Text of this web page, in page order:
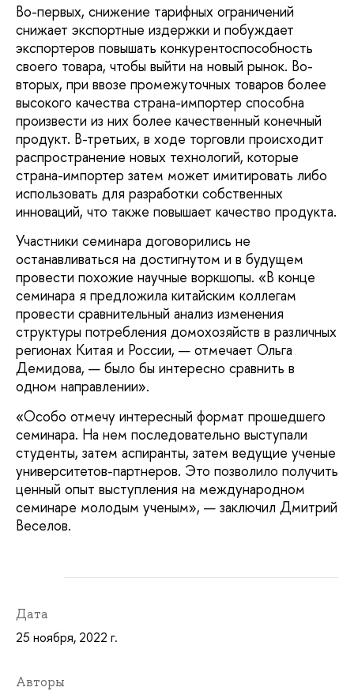
Во-первых, снижение тарифных ограничений
снижает экспортные издержки и побуждает
экспортеров повышать конкурентоспособность
своего товара, чтобы выйти на новый рынок. Во-
вторых, при ввозе промежуточных товаров более
высокого качества страна-импортер способна
произвести из них более качественный конечный
продукт. В-третьих, в ходе торговли происходит
распространение новых технологий, которые
страна-импортер затем может имитировать либо
использовать для разработки собственных
инноваций, что также повышает качество продукта.
Участники семинара договорились не
останавливаться на достигнутом и в будущем
провести похожие научные воркшопы. «В конце
семинара я предложила китайским коллегам
провести сравнительный анализ изменения
структуры потребления домохозяйств в различных
регионах Китая и России, — отмечает Ольга
Демидова, — было бы интересно сравнить в
одном направлении».
«Особо отмечу интересный формат прошедшего
семинара. На нем последовательно выступали
студенты, затем аспиранты, затем ведущие ученые
университетов-партнеров. Это позволило получить
ценный опыт выступления на международном
семинаре молодым ученым», — заключил Дмитрий
Веселов.
Дата
25 ноября, 2022 г.
Авторы